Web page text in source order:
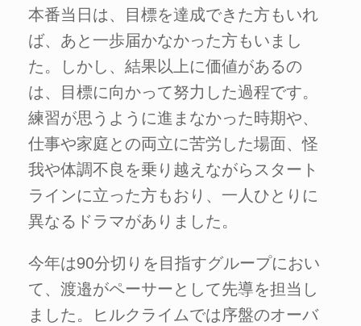
本番当日は、目標を達成できた方もいれ
ば、あと一歩届かなかった方もいまし
た。しかし、結果以上に価値があるの
は、目標に向かって努力した過程です。
練習が思うように進まなかった時期や、
仕事や家庭との両立に苦労した場面、怪
我や体調不良を乗り越えながらスタート
ラインに立った方もおり、一人ひとりに
異なるドラマがありました。
今年は90分切りを目指すグループにおい
て、渡邉がペーサーとして先導を担当し
ました。ヒルクライムでは序盤のオーバ